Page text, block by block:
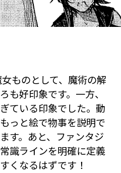
ものとして、魔術の解
も好印象です。一方、
ている印象でした。動
っと絵で物事を説明で
す。あと、ファンタジ
識ラインを明確に定義
くなるはずです！